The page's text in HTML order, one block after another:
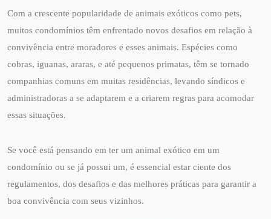
Com a crescente popularidade de animais exóticos como pets,
muitos condomínios têm enfrentado novos desafios em relação à
convivência entre moradores e esses animais. Espécies como
cobras, iguanas, araras, e até pequenos primatas, têm se tornado
companhias comuns em muitas residências, levando síndicos e
administradoras a se adaptarem e a criarem regras para acomodar
essas situações.
Se você está pensando em ter um animal exótico em um
condomínio ou se já possui um, é essencial estar ciente dos
regulamentos, dos desafios e das melhores práticas para garantir a
boa convivência com seus vizinhos.